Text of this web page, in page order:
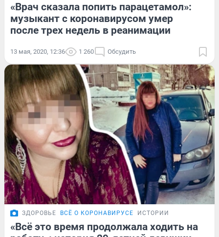
«Врач сказала попить парацетамол»:
музыкант с коронавирусом умер
после трех недель в реанимации
13 мая, 2020, 12:36 1 260 Обсудить
ЗДОРОВЬЕ ВСЁ О КОРОНАВИРУСЕ ИСТОРИИ
«Всё это время продолжала ходить на